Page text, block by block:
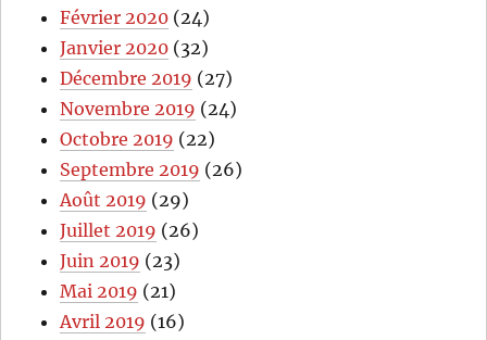
Février 2020 (24)
Janvier 2020 (32)
Décembre 2019 (27)
Novembre 2019 (24)
Octobre 2019 (22)
Septembre 2019 (26)
Août 2019 (29)
Juillet 2019 (26)
Juin 2019 (23)
Mai 2019 (21)
Avril 2019 (16)